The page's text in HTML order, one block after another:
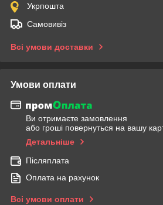
Укрпошта
Самовивіз
Всі умови доставки
Умови оплати
Ви отримаєте замовлення
або гроші повернуться на вашу
Детальніше
Післяплата
Оплата на рахунок
Всі умови оплати